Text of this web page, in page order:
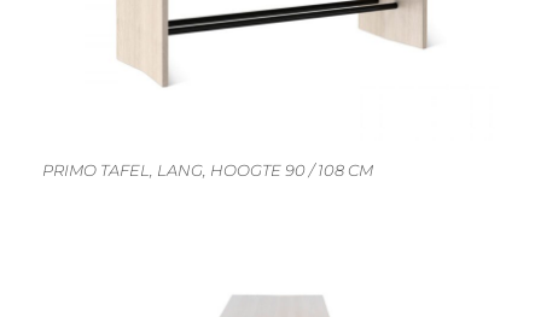
PRIMO TAFEL, LANG, HOOGTE 90 / 108 CM